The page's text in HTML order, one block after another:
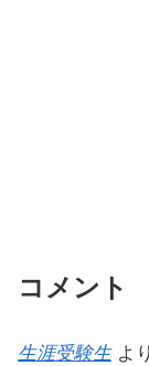
コメント
生涯受験生 よ